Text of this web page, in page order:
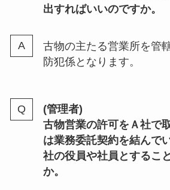
出すればいいのですか。
古物の主たる営業所を管
防犯係となります。
(管理者)
古物営業の許可をＡ社で
は業務委託契約を結んで
社の役員や社員とするこ
か。